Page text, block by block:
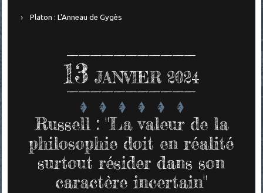
Platon : L'Anneau de Gygès
13 JANVIER 2024
Russell : "La valeur de la
philosophie doit en réalité
surtout résider dans son
caractère incertain"